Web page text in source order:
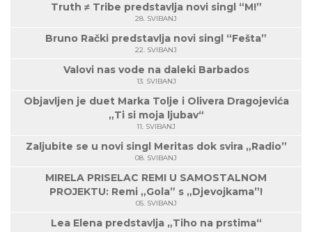
Truth ≠ Tribe predstavlja novi singl “M!”
28. SVIBANJ
Bruno Rački predstavlja novi singl “Fešta”
22. SVIBANJ
Valovi nas vode na daleki Barbados
13. SVIBANJ
Objavljen je duet Marka Tolje i Olivera Dragojevića
„Ti si moja ljubav“
11. SVIBANJ
Zaljubite se u novi singl Meritas dok svira „Radio”
08. SVIBANJ
MIRELA PRISELAC REMI U SAMOSTALNOM
PROJEKTU: Remi „Gola” s „Djevojkama”!
05. SVIBANJ
Lea Elena predstavlja „Tiho na prstima“